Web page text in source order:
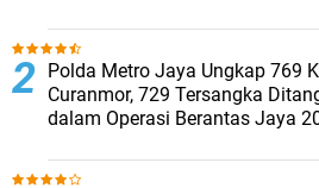
Polda Metro Jaya Ungkap 769
Curanmor, 729 Tersangka
dalam Operasi Berantas Jaya